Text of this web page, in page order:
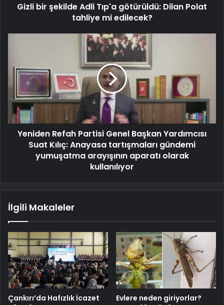
Gizli bir şekilde Adli Tıp'a götürüldü: Dilan Polat
tahliye mi edilecek?
Yeniden Refah Partisi Genel Başkan Yardımcısı
Suat Kılıç: Anayasa tartışmaları gündemi
yumuşatma arayışının aparatı olarak
kullanılıyor
İlgili Makaleler
Çankırı’da Hafızlık İcazet
Evlere neden giriyorlar?